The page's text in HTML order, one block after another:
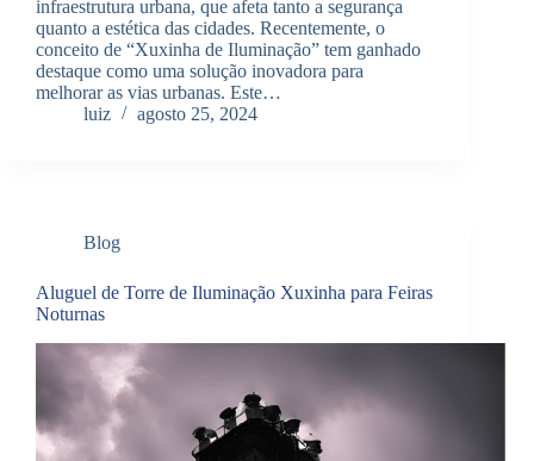
infraestrutura urbana, que afeta tanto a segurança
quanto a estética das cidades. Recentemente, o
conceito de “Xuxinha de Iluminação” tem ganhado
destaque como uma solução inovadora para
melhorar as vias urbanas. Este…
luiz
agosto 25, 2024
Blog
Aluguel de Torre de Iluminação Xuxinha para Feiras
Noturnas